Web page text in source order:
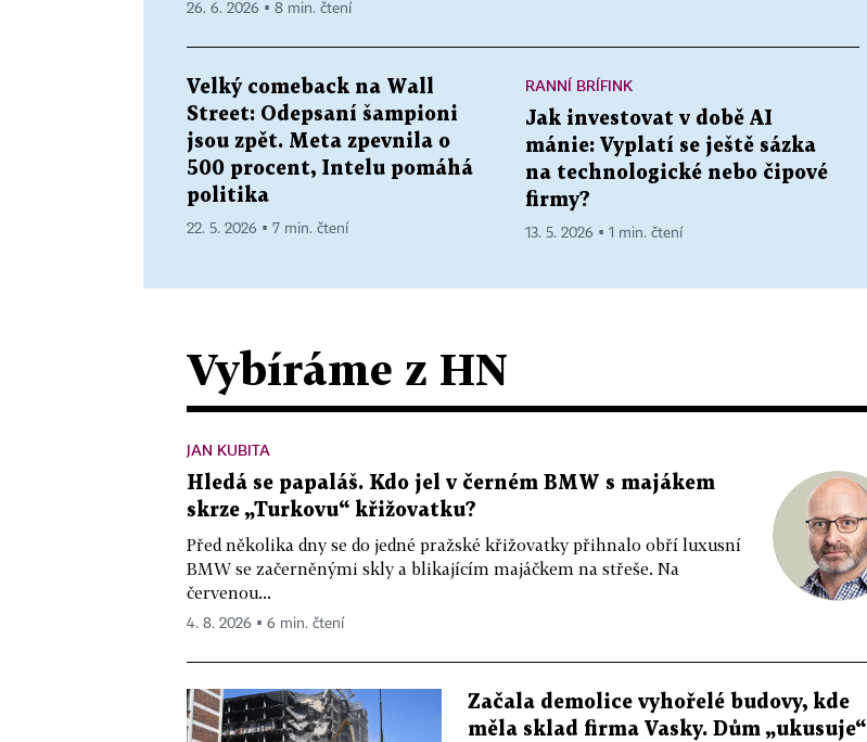
26. 6. 2026 ▪ 8 min. čtení
Velký comeback na Wall
Street: Odepsaní šampioni
jsou zpět. Meta zpevnila o
500 procent, Intelu pomáhá
politika
22. 5. 2026 ▪ 7 min. čtení
RANNÍ BRÍFINK
Jak investovat v době AI
mánie: Vyplatí se ještě sázka
na technologické nebo čipové
firmy?
13. 5. 2026 ▪ 1 min. čtení
Vybíráme z HN
JAN KUBITA
Hledá se papaláš. Kdo jel v černém BMW s majákem
skrze „Turkovu“ křižovatku?
Před několika dny se do jedné pražské křižovatky přihnalo obří luxusní
BMW se začerněnými skly a blikajícím majáčkem na střeše. Na
červenou...
4. 8. 2026 ▪ 6 min. čtení
Začala demolice vyhořelé budovy, kde
měla sklad firma Vasky. Dům „ukusuje“